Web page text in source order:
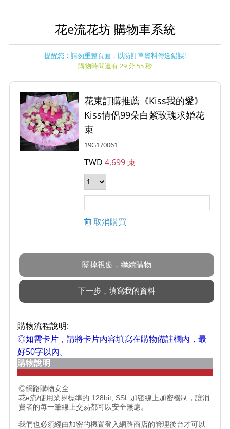
花e流花坊 購物車系統
提醒您：請勿重整頁面，以防訂單資料傳送錯誤!
購物時間還有 29 分 55 秒
花束訂購推薦《Kiss我的愛》
Kiss情侶99朵白紫玫瑰求婚花
束
19G170061
TWD4,699 束
取消購買
購物流程說明:
◎如需卡片，請將卡片內容填寫在購物備註欄內，最
好50字以內。
購物說明
◎網路購物安全
花e流/使用業界標準的 128bit, SSL 加密線上加密機制，讓消
費者的每一筆線上交易都可以安全無慮。
我們也必須經由加密的機置登入網路商店的管理後台才可以